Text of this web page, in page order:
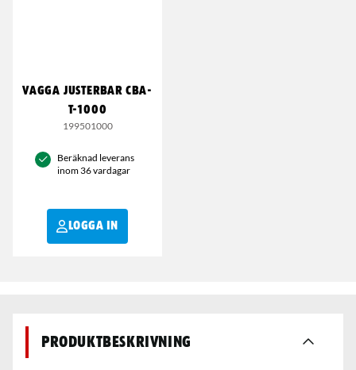
VAGGA JUSTERBAR CBA-
T-1000
199501000
Beräknad leverans
inom 36 vardagar
LOGGA IN
Produktbeskrivning